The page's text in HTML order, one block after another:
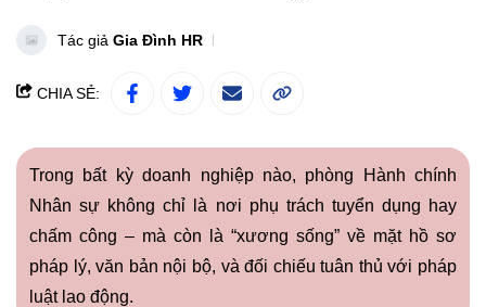
Tác giả Gia Đình HR
CHIA SẺ:
Trong bất kỳ doanh nghiệp nào, phòng Hành chính
Nhân sự không chỉ là nơi phụ trách tuyển dụng hay
chấm công – mà còn là “xương sống” về mặt hồ sơ
pháp lý, văn bản nội bộ, và đối chiếu tuân thủ với pháp
luật lao động.